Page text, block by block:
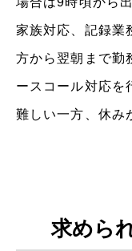
家族対応、記録業
方から翌朝まで勤
ースコール対応を
難しい一方、休み
求めら